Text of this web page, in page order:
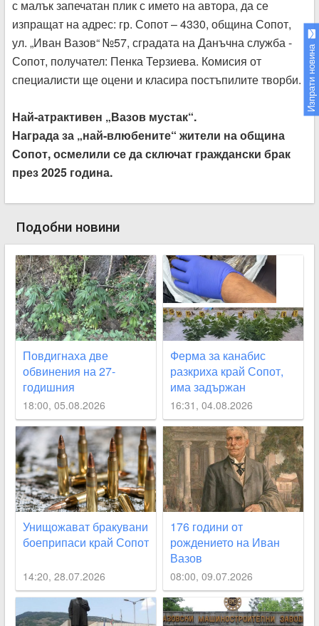
с малък запечатан плик с името на автора, да се
изпращат на адрес: гр. Сопот – 4330, община Сопот,
ул. „Иван Вазов“ №57, сградата на Данъчна служба -
Сопот, получател: Пенка Терзиева. Комисия от
специалисти ще оцени и класира постъпилите творби.
Най-атрактивен „Вазов мустак“.
Награда за „най-влюбените“ жители на община
Сопот, осмелили се да сключат граждански брак
през 2025 година.
Подобни новини
Повдигнаха две
обвинения на 27-
годишния
наркофермер, бягал от
полицията край Сопот
18:00, 05.08.2026
Ферма за канабис
разкриха край Сопот,
има задържан
16:31, 04.08.2026
Унищожават бракувани
боеприпаси край Сопот
14:20, 28.07.2026
176 години от
рождението на Иван
Вазов
08:00, 09.07.2026
Изпрати новина